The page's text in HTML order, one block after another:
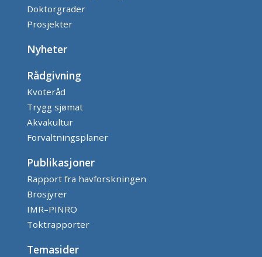
Doktorgrader
Prosjekter
Nyheter
Rådgivning
Kvoteråd
Trygg sjømat
Akvakultur
Forvaltningsplaner
Publikasjoner
Rapport fra havforskningen
Brosjyrer
IMR–PINRO
Toktrapporter
Temasider